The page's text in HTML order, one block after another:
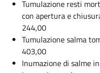
Tumulazione resti
con apertura e
244,00
Tumulazione salma
403,00
Inumazione di salme